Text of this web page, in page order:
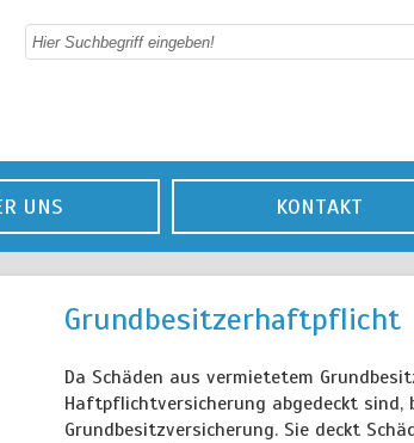
UNS KONTAKT
Grundbesitzerhaftpflicht
Da Schäden aus vermietetem
Haftpflichtversicherung abgedeckt sind,
Grundbesitzversicherung. Sie deckt